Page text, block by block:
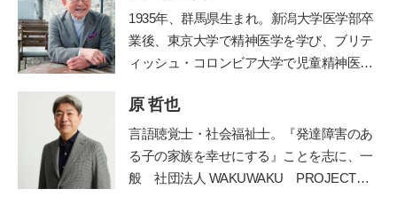
う。https://safekidsjapan.org/
1935年、群馬県生まれ。新潟大学医学部卒
業後、東京大学で精神医学を学び、ブリテ
ィッシュ・コロンビア大学で児童精神医学
園や東京女子医科大学などで多数の臨床に
携わる傍ら、全国の保育園、幼稚園、学
校、児童相談所などで勉強会、講演会を40
年以上続けた。『子どもへのまなざし』
原 哲也
言語聴覚士・社会福祉士。
『発達障害のあ
る子の家族を幸せにする』ことを志に、一
般
社団法人 WAKUWAKU PROJECT